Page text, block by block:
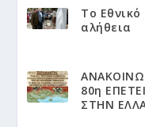
Το Εθνικό
αλήθεια
80η
ΣΤΗΝ